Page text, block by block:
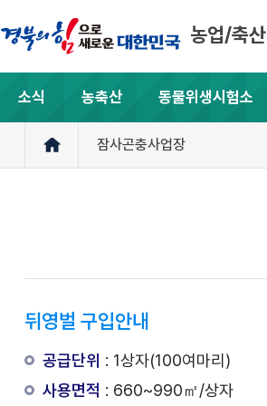
농업/축산
소식 농축산 동물위생시험소
잠사곤충사업장
뒤영벌 구입안내
공급단위 : 1상자(100여마리)
사용면적 : 660~990㎡/상자